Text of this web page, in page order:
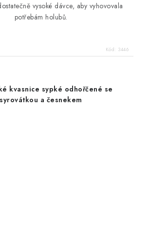
vysoké dávce, aby vyhovovala
potřebám holubů.
Kód: 3446
kvasnice sypké odhořčené se
syrovátkou a česnekem